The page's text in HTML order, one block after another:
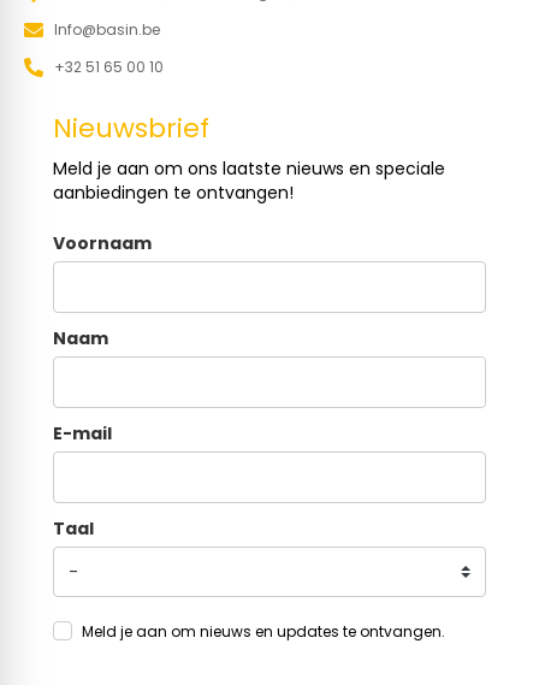
Info@basin.be
+32 51 65 00 10
Nieuwsbrief
Meld je aan om ons laatste nieuws en speciale
aanbiedingen te ontvangen!
Voornaam
Naam
E-mail
Taal
Meld je aan om nieuws en updates te ontvangen.